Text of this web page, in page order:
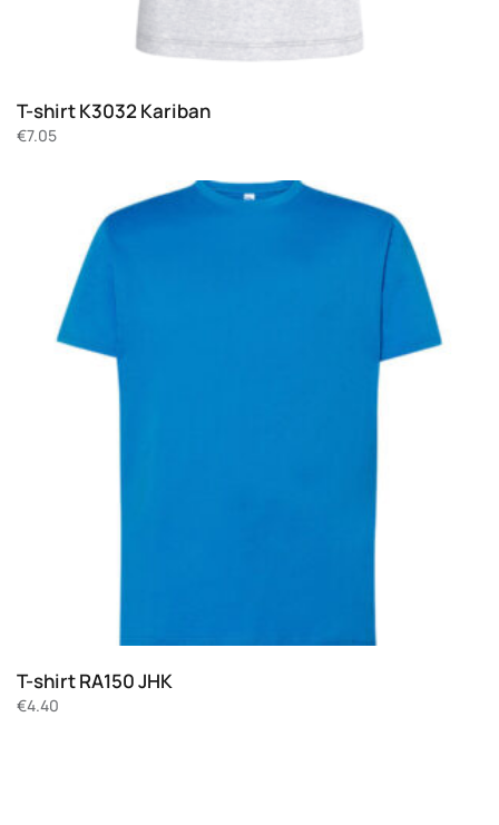
T-shirt K3032 Kariban
€7.05
T-shirt RA150 JHK
€4.40